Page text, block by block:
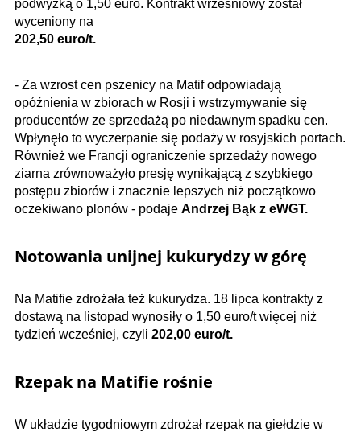
podwyżką o 1,50 euro. Kontrakt wrześniowy został
wyceniony na
202,50 euro/t.
- Za wzrost cen pszenicy na Matif odpowiadają
opóźnienia w zbiorach w Rosji i wstrzymywanie się
producentów ze sprzedażą po niedawnym spadku cen.
Wpłynęło to wyczerpanie się podaży w rosyjskich portach.
Również we Francji ograniczenie sprzedaży nowego
ziarna zrównoważyło presję wynikającą z szybkiego
postępu zbiorów i znacznie lepszych niż początkowo
oczekiwano plonów - podaje Andrzej Bąk z eWGT.
Notowania unijnej kukurydzy w górę
Na Matifie zdrożała też kukurydza. 18 lipca kontrakty z
dostawą na listopad wynosiły o 1,50 euro/t więcej niż
tydzień wcześniej, czyli 202,00​ euro/t.
Rzepak na Matifie rośnie
W układzie tygodniowym zdrożał rzepak na giełdzie w